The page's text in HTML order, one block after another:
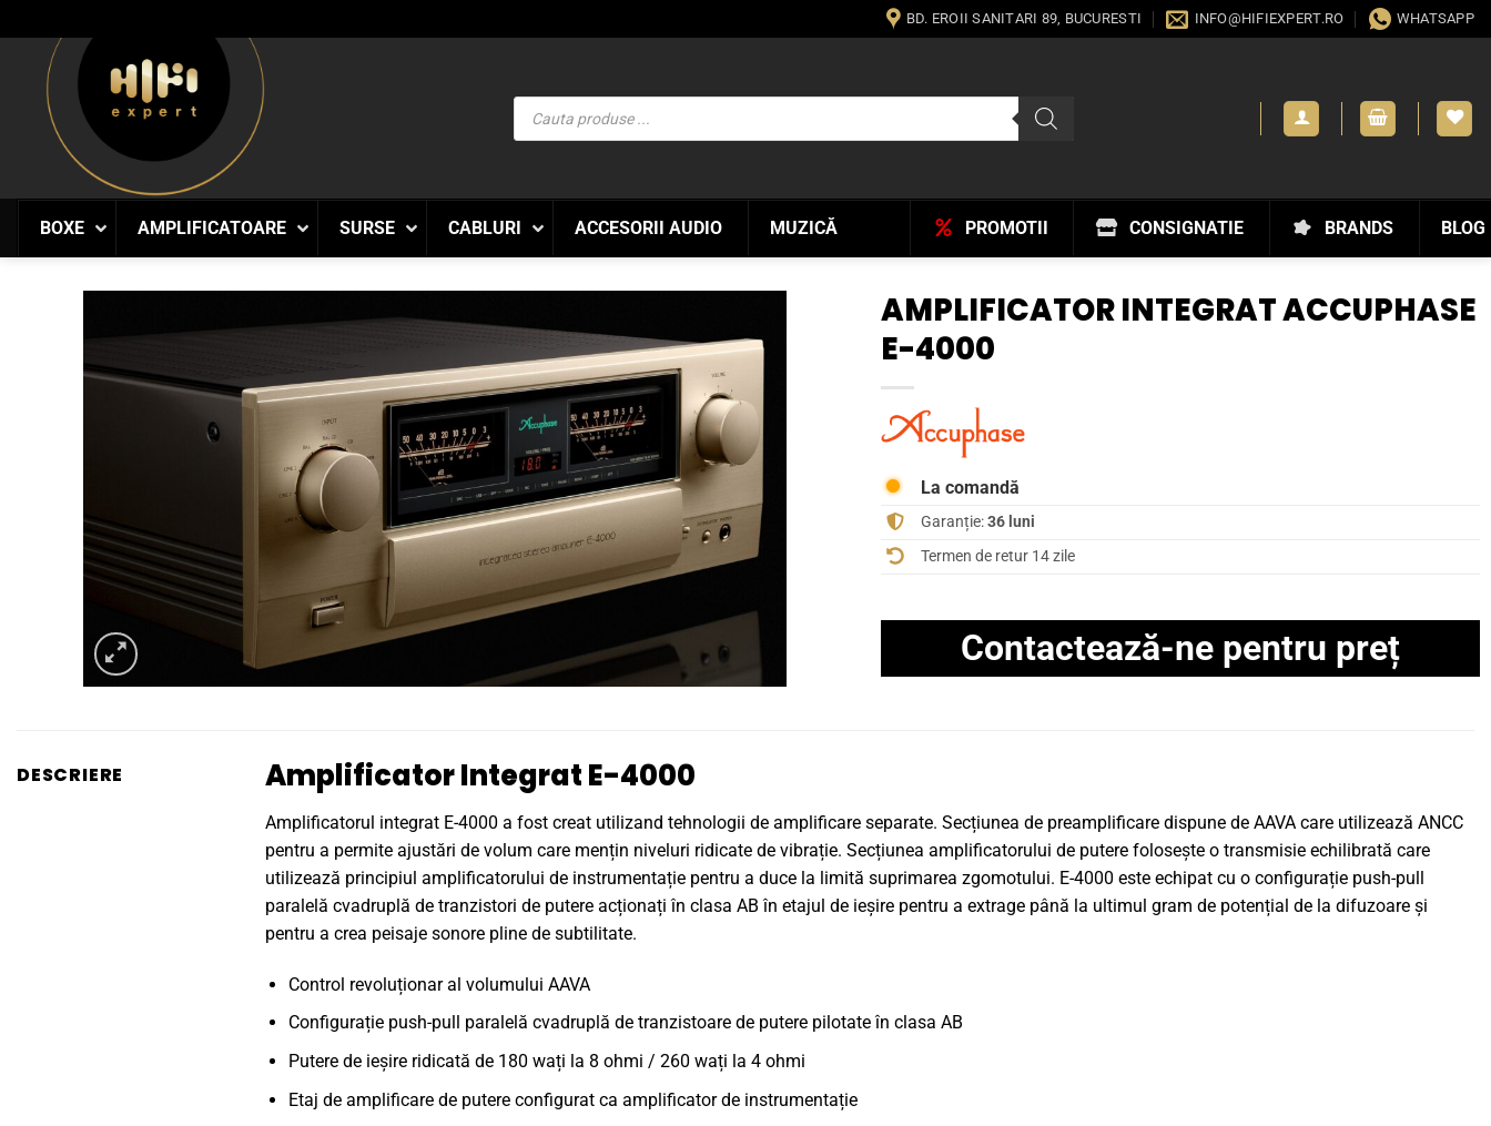
to
content
BD. EROII SANITARI 89, BUCURESTI INFO@HIFIEXPERT.RO WHATSAPP
Products
search
BOXE AMPLIFICATOARE SURSE CABLURI ACCESORII AUDIO MUZICĂ BLOG
BRANDS
CONSIGNATIE
PROMOTII
AMPLIFICATOR INTEGRAT ACCUPHASE
E-4000
La comandă
Garanție:36 luni
Termen de retur 14 zile
Contactează-ne pentru preț
DESCRIERE Amplificator Integrat E-4000
Amplificatorul integrat E-4000 a fost creat utilizand tehnologii de amplificare separate. Secțiunea de preamplificare dispune de AAVA care utilizează ANCC
pentru a permite ajustări de volum care mențin niveluri ridicate de vibrație. Secțiunea amplificatorului de putere folosește o transmisie echilibrată care
utilizează principiul amplificatorului de instrumentație pentru a duce la limită suprimarea zgomotului. E-4000 este echipat cu o configurație push-pull
paralelă cvadruplă de tranzistori de putere acționați în clasa AB în etajul de ieșire pentru a extrage până la ultimul gram de potențial de la difuzoare și
pentru a crea peisaje sonore pline de subtilitate.
Control revoluționar al volumului AAVA
Configurație push-pull paralelă cvadruplă de tranzistoare de putere pilotate în clasa AB
Putere de ieșire ridicată de 180 wați la 8 ohmi / 260 wați la 4 ohmi
Etaj de amplificare de putere configurat ca amplificator de instrumentație